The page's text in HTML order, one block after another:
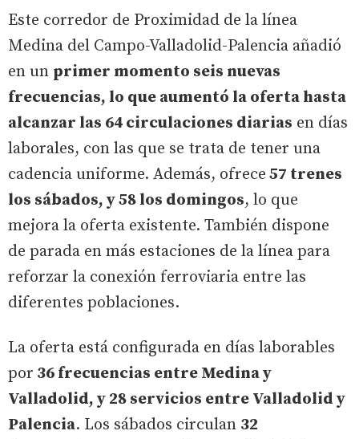
Este corredor de Proximidad de la línea
Medina del Campo-Valladolid-Palencia añadió
en un primer momento seis nuevas
frecuencias, lo que aumentó la oferta hasta
alcanzar las 64 circulaciones diarias en días
laborales, con las que se trata de tener una
cadencia uniforme. Además, ofrece 57 trenes
los sábados, y 58 los domingos, lo que
mejora la oferta existente. También dispone
de parada en más estaciones de la línea para
reforzar la conexión ferroviaria entre las
diferentes poblaciones.
La oferta está configurada en días laborables
por 36 frecuencias entre Medina y
Valladolid, y 28 servicios entre Valladolid y
Palencia. Los sábados circulan 32